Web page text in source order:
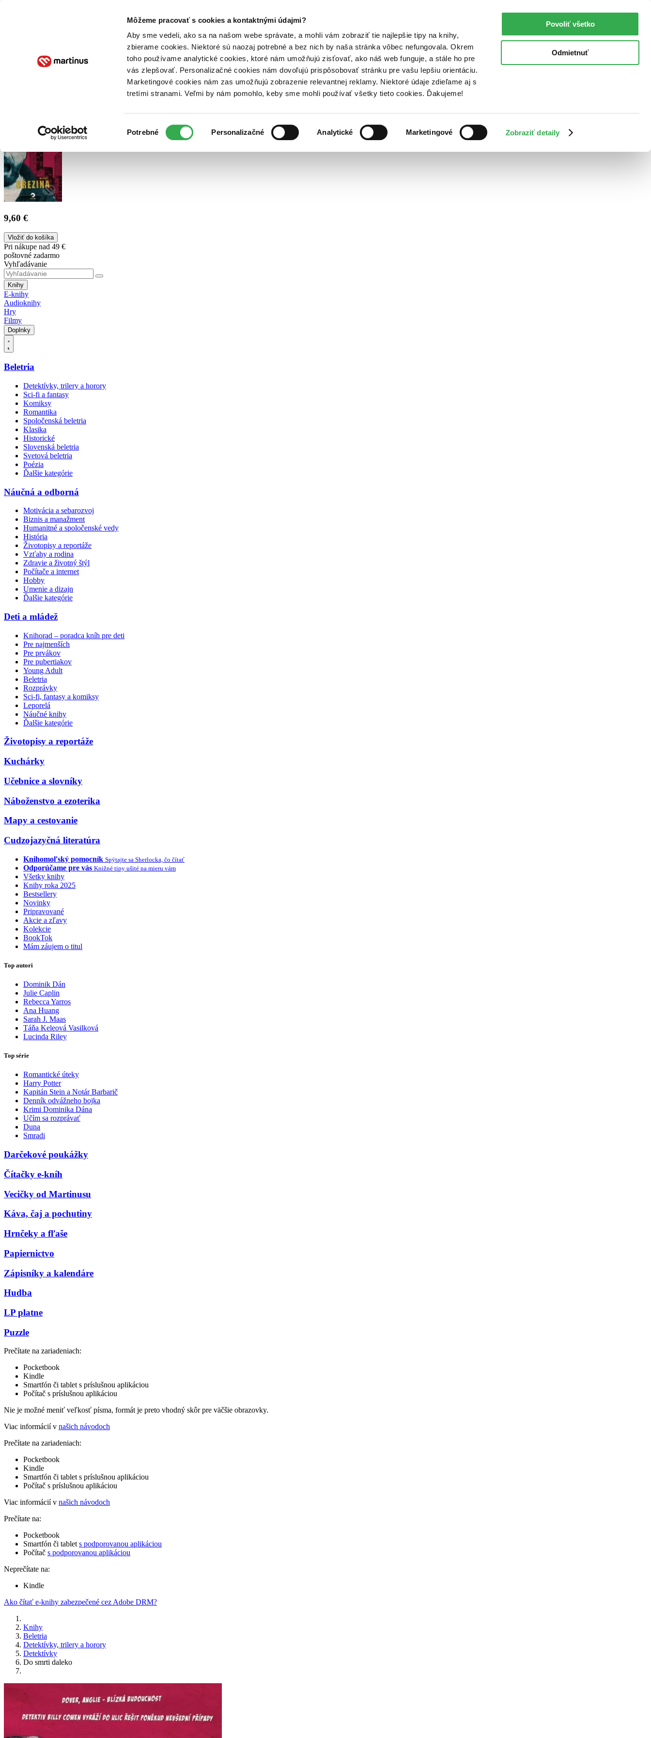
Môžeme pracovať s cookies a kontaktnými údajmi?
Aby sme vedeli, ako sa na našom webe správate, a mohli vám zobraziť tie najlepšie tipy na knihy,
zbierame cookies. Niektoré sú naozaj potrebné a bez nich by naša stránka vôbec nefungovala. Okrem
toho používame analytické cookies, ktoré nám umožňujú zisťovať, ako náš web funguje, a stále ho pre
vás zlepšovať. Personalizačné cookies nám dovoľujú prispôsobovať stránku pre vašu lepšiu orientáciu.
Marketingové cookies nám zas umožňujú zobrazenie relevantnej reklamy. Niektoré údaje zdieľame aj s
tretími stranami. Veľmi by nám pomohlo, keby sme mohli používať všetky tieto cookies. Ďakujeme!
súhlasu
Potrebné Personalizačné Analytické Marketingové Zobraziť detaily
Povoliť všetko
Odmietnuť
Poukážky Kontakt
9,60 €
Vložiť do košíka
Pri nákupe nad 49 €
poštovné zadarmo
Vyhľadávanie
Knihy
E-knihy
Audioknihy
Hry
Filmy
Doplnky
Beletria
Detektívky, trilery a horory
Sci-fi a fantasy
Komiksy
Romantika
Spoločenská beletria
Klasika
Historické
Slovenská beletria
Svetová beletria
Poézia
Ďalšie kategórie
Náučná a odborná
Motivácia a sebarozvoj
Biznis a manažment
Humanitné a spoločenské vedy
História
Životopisy a reportáže
Vzťahy a rodina
Zdravie a životný štýl
Počítače a internet
Hobby
Umenie a dizajn
Ďalšie kategórie
Deti a mládež
Knihorad – poradca kníh pre deti
Pre najmenších
Pre prvákov
Pre pubertiakov
Young Adult
Beletria
Rozprávky
Sci-fi, fantasy a komiksy
Leporelá
Náučné knihy
Ďalšie kategórie
Životopisy a reportáže
Kuchárky
Učebnice a slovníky
Náboženstvo a ezoterika
Mapy a cestovanie
Cudzojazyčná literatúra
Knihomoľský pomocník Spýtajte sa Sherlocka, čo čítať
Odporúčame pre vás Knižné tipy ušité na mieru vám
Všetky knihy
Knihy roka 2025
Bestsellery
Novinky
Pripravované
Akcie a zľavy
Kolekcie
BookTok
Mám záujem o titul
Top autori
Dominik Dán
Julie Caplin
Rebecca Yarros
Ana Huang
Sarah J. Maas
Táňa Keleová Vasilková
Lucinda Riley
Top série
Romantické úteky
Harry Potter
Kapitán Stein a Notár Barbarič
Denník odvážneho bojka
Krimi Dominika Dána
Učím sa rozprávať
Duna
Smradi
Darčekové poukážky
Čítačky e-kníh
Vecičky od Martinusu
Káva, čaj a pochutiny
Hrnčeky a fľaše
Papiernictvo
Zápisníky a kalendáre
Hudba
LP platne
Puzzle
Prečítate na zariadeniach:
Pocketbook
Kindle
Smartfón či tablet s príslušnou aplikáciou
Počítač s príslušnou aplikáciou
Nie je možné meniť veľkosť písma, formát je preto vhodný skôr pre väčšie obrazovky.
Viac informácií v našich návodoch
Prečítate na zariadeniach:
Pocketbook
Kindle
Smartfón či tablet s príslušnou aplikáciou
Počítač s príslušnou aplikáciou
Viac informácií v našich návodoch
Prečítate na:
Pocketbook
Smartfón či tablet s podporovanou aplikáciou
Počítač s podporovanou aplikáciou
Neprečítate na:
Kindle
Ako čítať e-knihy zabezpečené cez Adobe DRM?
Knihy
Beletria
Detektívky, trilery a horory
Detektívky
Do smrti daleko